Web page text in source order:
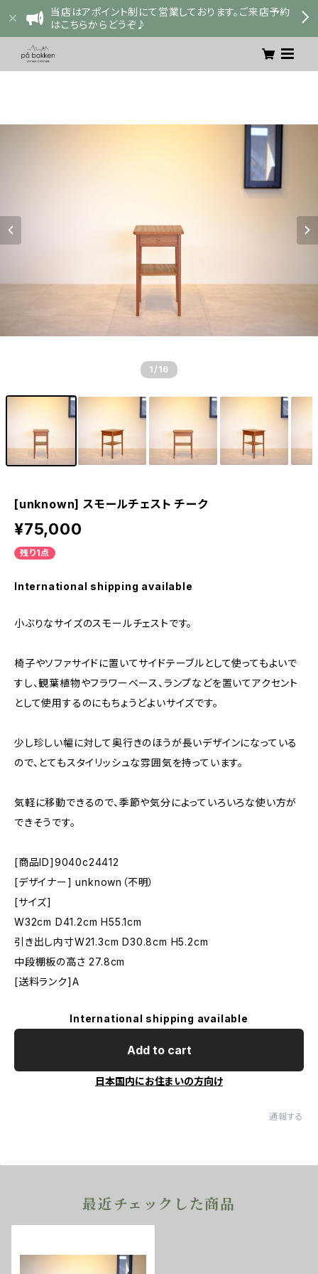
当店はアポイント制にて営業しております。ご来店予約
はこちらからどうぞ♪
1 /16
[unknown] スモールチェスト チーク
¥75,000
残り1点
International shipping available
小ぶりなサイズのスモールチェストです。
椅子やソファサイドに置いてサイドテーブルとして使ってもよいで
すし、観葉植物やフラワーベース、ランプなどを置いてアクセント
として使用するのにもちょうどよいサイズです。
少し珍しい幅に対して奥行きのほうが長いデザインになっている
ので、とてもスタイリッシュな雰囲気を持っています。
気軽に移動できるので、季節や気分によっていろいろな使い方が
できそうです。
[商品ID]9040c24412
[デザイナー] unknown（不明）
[サイズ]
W32cm D41.2cm H55.1cm
引き出し内寸W21.3cm D30.8cm H5.2cm
中段棚板の高さ 27.8cm
[送料ランク]A
International shipping available
Add to cart
日本国内にお住まいの方向け
通報する
最近チェックした商品